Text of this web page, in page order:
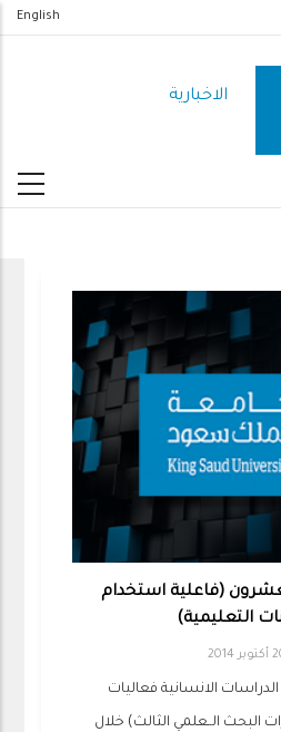
English
الاخبارية
(فاعلية استخدام
التعليمية)
2014
الانسانية فعاليات
البحث الــعلمي الثالث) خلال